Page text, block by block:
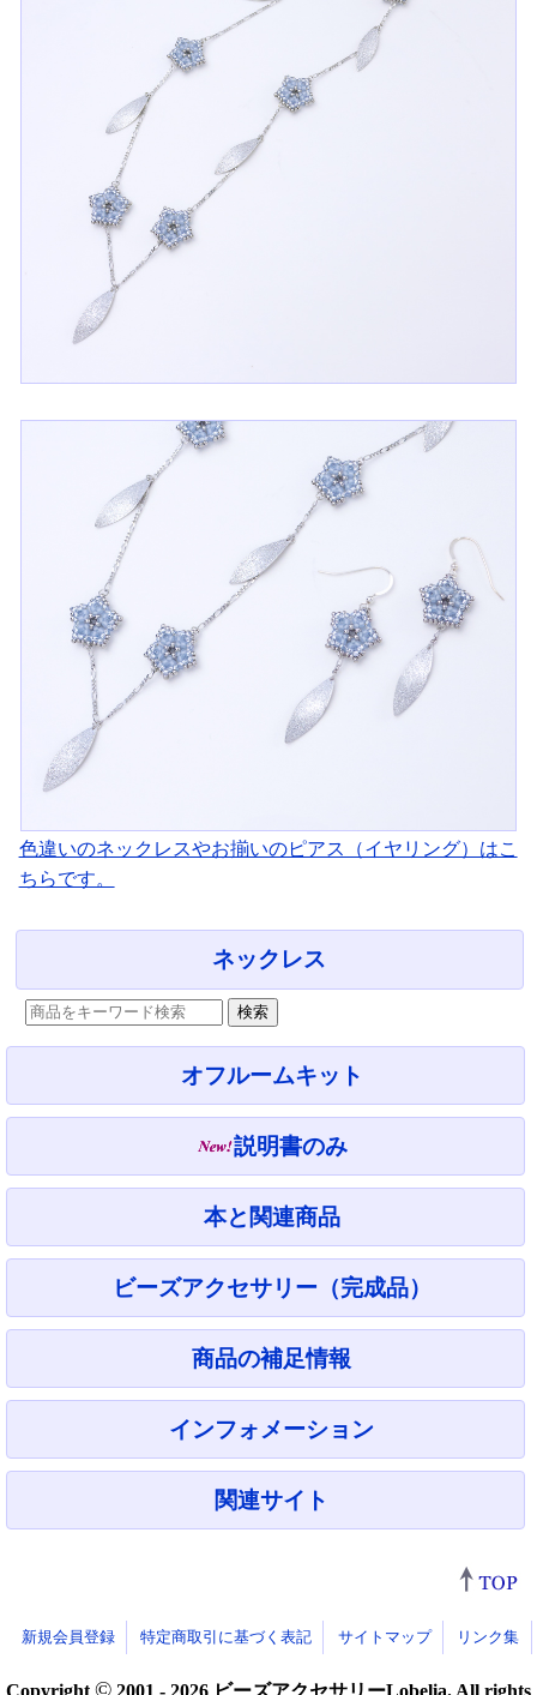
色違いのネックレスやお揃いのピアス（イヤリング）はこ
ちらです。
ネックレス
オフルームキット
説明書のみ
本と関連商品
ビーズアクセサリー（完成品）
商品の補足情報
インフォメーション
関連サイト
新規会員登録 特定商取引に基づく表記 サイトマップ リンク集
Copyright ©2001 - 2026 ビーズアクセサリーLobelia. All rights